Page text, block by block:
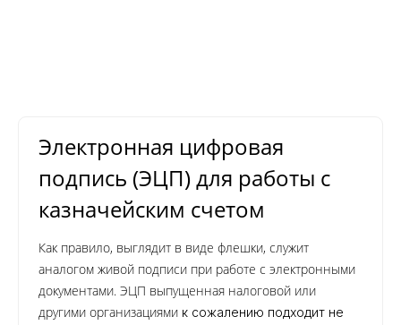
Электронная цифровая
подпись (ЭЦП) для работы с
казначейским счетом
Как правило, выглядит в виде флешки, служит
аналогом живой подписи при работе с электронными
документами. ЭЦП выпущенная налоговой или
другими организациями к сожалению подходит не